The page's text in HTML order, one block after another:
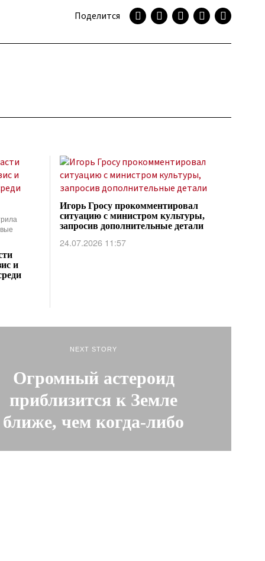
Поделится
и
Игорь Гросу прокомментировал
ситуацию с министром культуры,
запросив дополнительные детали
24.07.2026 11:57
NEXT STORY
Огромный астероид
приблизится к Земле
ближе, чем когда-либо